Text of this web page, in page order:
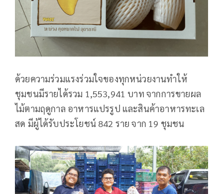
ด้วยความร่วมแรงร่วมใจของทุกหน่วยงานทำให้
ชุมชนมีรายได้รวม 1,553,941 บาท จากการขายผล
ไม้ตามฤดูกาล อาหารแปรรูป และสินค้าอาหารทะเล
สด มีผู้ได้รับประโยชน์ 842 ราย จาก 19 ชุมชน